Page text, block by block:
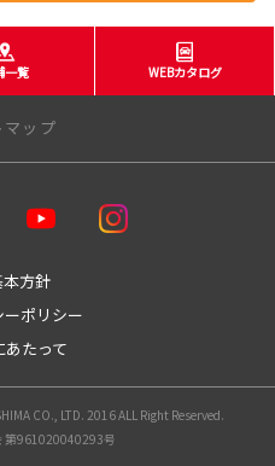
一覧 WEBカタログ
マップ
本方針
ポリシー
あたって
CO., LTD. 2016 ALL Right Reserved.
第961020040293号